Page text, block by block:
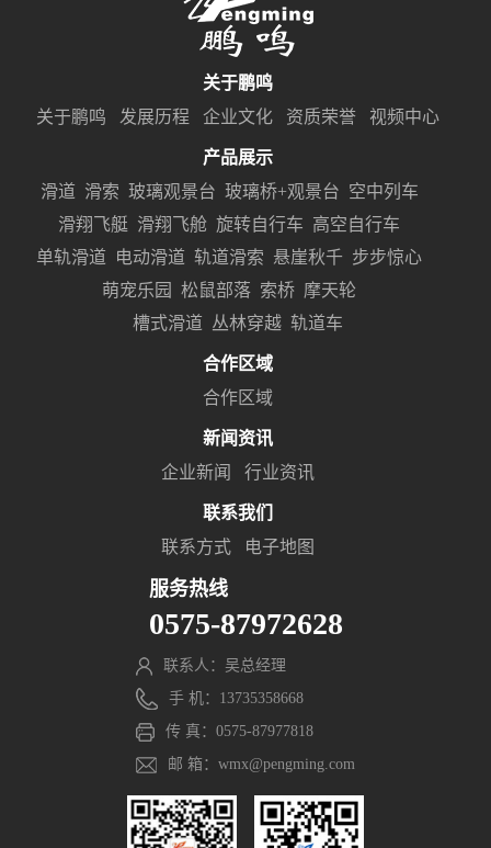
关于鹏鸣
关于鹏鸣
发展历程 企业文化 资质荣誉 视频中心
产品展示
滑道 滑索 玻璃观景台 玻璃桥+观景台 空中列车
滑翔飞艇 滑翔飞舱 旋转自行车 高空自行车
单轨滑道
电动滑道 轨道滑索 悬崖秋千 步步惊心
萌宠乐园
松鼠部落 索桥 摩天轮
槽式滑道 丛林穿越 轨道车
合作区域
合作区域
新闻资讯
企业新闻
行业资讯
联系我们
联系方式
电子地图
服务热线
0575-87972628
联系人：吴总经理
手 机：13735358668
传 真：0575-87977818
邮 箱：wmx@pengming.com